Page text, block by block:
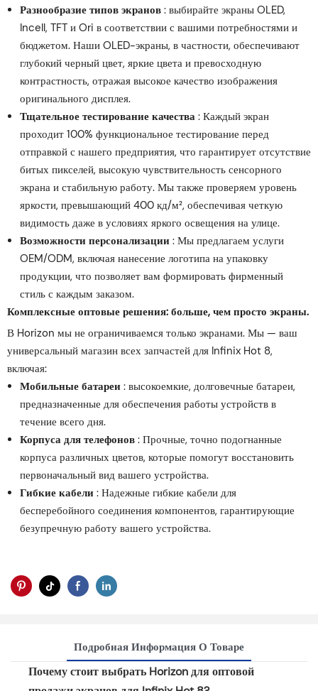
Разнообразие типов экранов : выбирайте экраны OLED,
Incell, TFT и Ori в соответствии с вашими потребностями и
бюджетом. Наши OLED-экраны, в частности, обеспечивают
глубокий черный цвет, яркие цвета и превосходную
контрастность, отражая высокое качество изображения
оригинального дисплея.
Тщательное тестирование качества : Каждый экран
проходит 100% функциональное тестирование перед
отправкой с нашего предприятия, что гарантирует отсутствие
битых пикселей, высокую чувствительность сенсорного
экрана и стабильную работу. Мы также проверяем уровень
яркости, превышающий 400 кд/м², обеспечивая четкую
видимость даже в условиях яркого освещения на улице.
Возможности персонализации : Мы предлагаем услуги
OEM/ODM, включая нанесение логотипа на упаковку
продукции, что позволяет вам формировать фирменный
стиль с каждым заказом.
Комплексные оптовые решения: больше, чем просто экраны.
В Horizon мы не ограничиваемся только экранами. Мы — ваш
универсальный магазин всех запчастей для Infinix Hot 8,
включая:
Мобильные батареи : высокоемкие, долговечные батареи,
предназначенные для обеспечения работы устройств в
течение всего дня.
Корпуса для телефонов : Прочные, точно подогнанные
корпуса различных цветов, которые помогут восстановить
первоначальный вид вашего устройства.
Гибкие кабели : Надежные гибкие кабели для
бесперебойного соединения компонентов, гарантирующие
безупречную работу вашего устройства.
Подробная Информация О Товаре
Почему стоит выбрать Horizon для оптовой